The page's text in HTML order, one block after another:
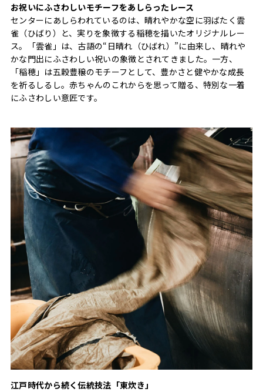
お祝いにふさわしいモチーフをあしらったレース
センターにあしらわれているのは、晴れやかな空に羽ばたく雲
雀（ひばり）と、実りを象徴する稲穂を描いたオリジナルレー
ス。「雲雀」は、古語の“日晴れ（ひばれ）”に由来し、晴れや
かな門出にふさわしい祝いの象徴とされてきました。一方、
「稲穂」は五穀豊穣のモチーフとして、豊かさと健やかな成長
を祈るしるし。赤ちゃんのこれからを思って贈る、特別な一着
にふさわしい意匠です。
江戸時代から続く伝統技法「東炊き」